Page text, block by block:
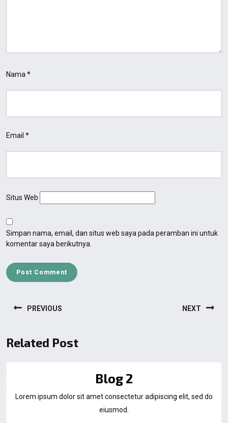
Nama *
Email *
Situs Web
Simpan nama, email, dan situs web saya pada peramban ini untuk
komentar saya berikutnya.
PREVIOUS NEXT
Related Post
Blog 2
Lorem ipsum dolor sit amet consectetur adipiscing elit, sed do
eiusmod.